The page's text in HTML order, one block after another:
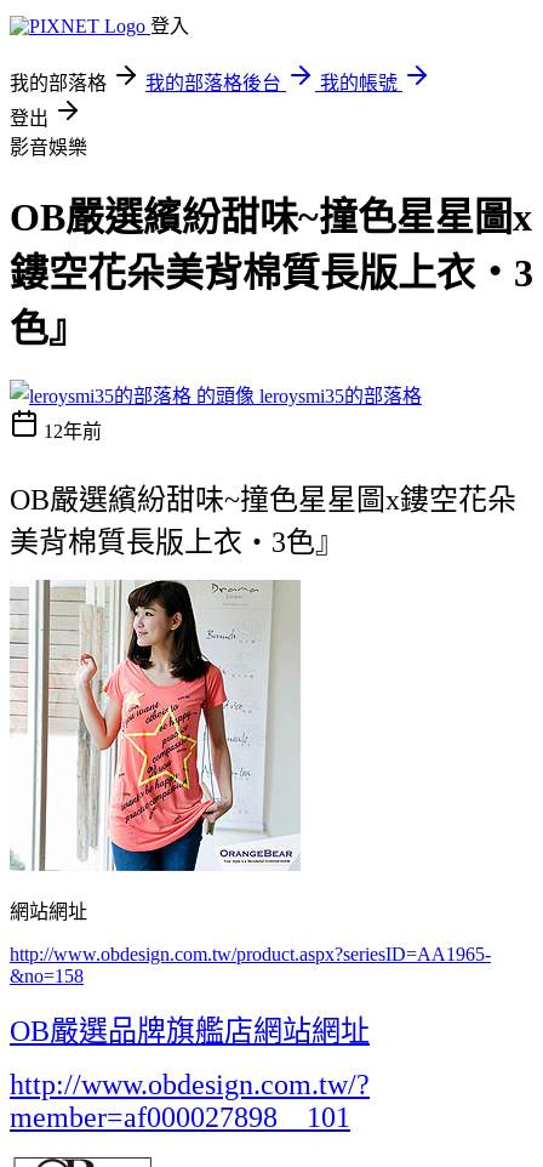
登入
我的部落格 我的部落格後台
我的帳號
登出
影音娛樂
OB嚴選繽紛甜味~撞色星星圖x
鏤空花朵美背棉質長版上衣‧3
色』
leroysmi35的部落格
12年前
OB嚴選繽紛甜味~撞色星星圖x鏤空花朵
美背棉質長版上衣‧3色』
網站網址
http://www.obdesign.com.tw/product.aspx?seriesID=AA1965-
&no=158
OB嚴選品牌旗艦店網站網址
http://www.obdesign.com.tw/?
member=af000027898__101